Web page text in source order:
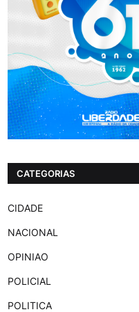
CATEGORIAS
CIDADE
NACIONAL
OPINIAO
POLICIAL
POLITICA